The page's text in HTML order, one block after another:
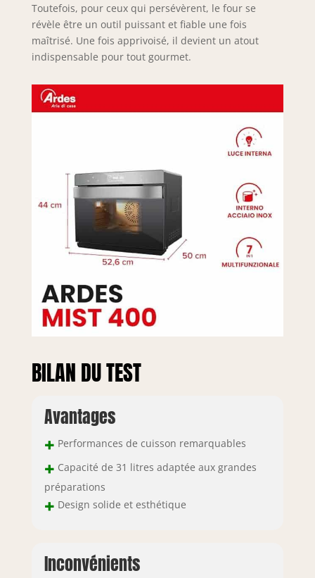
Toutefois, pour ceux qui persévèrent, le four se
révèle être un outil puissant et fiable une fois
maîtrisé. Une fois apprivoisé, il devient un atout
indispensable pour tout gourmet.
BILAN DU TEST
Avantages
+ Performances de cuisson remarquables
+ Capacité de 31 litres adaptée aux grandes
préparations
+ Design solide et esthétique
Inconvénients